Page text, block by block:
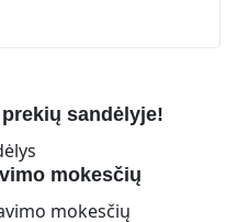
sandėlyje!
mokesčių